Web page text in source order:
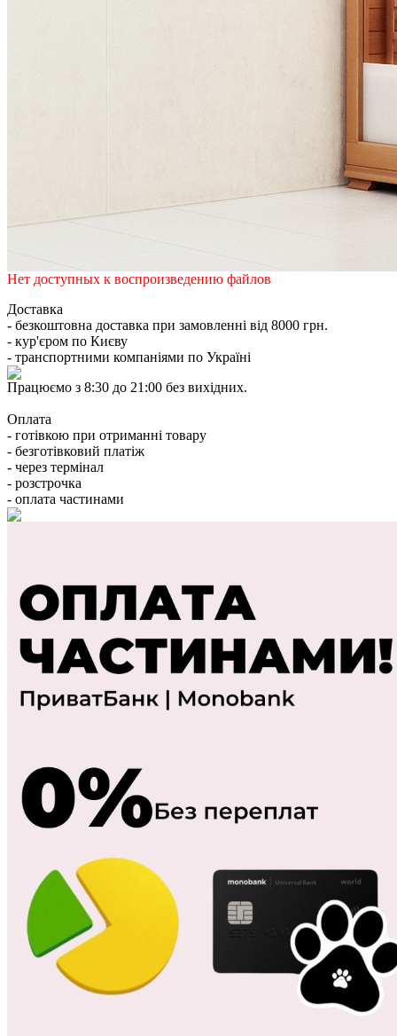
Нет доступных к воспроизведению файлов
Доставка
- безкоштовна доставка при замовленні від 8000 грн.
- кур'єром по Києву
- транспортними компаніями по Україні
Працюємо з 8:30 до 21:00 без вихідних.
Оплата
- готівкою при отриманні товару
- безготівковий платіж
- через термінал
- розстрочка
- оплата частинами